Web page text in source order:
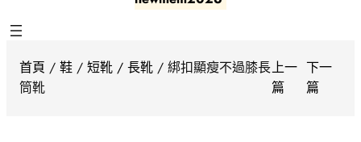
首頁 / 鞋 / 短靴 / 長靴 / 綁扣顯瘦不過膝長
筒靴
上一
篇
下一
篇